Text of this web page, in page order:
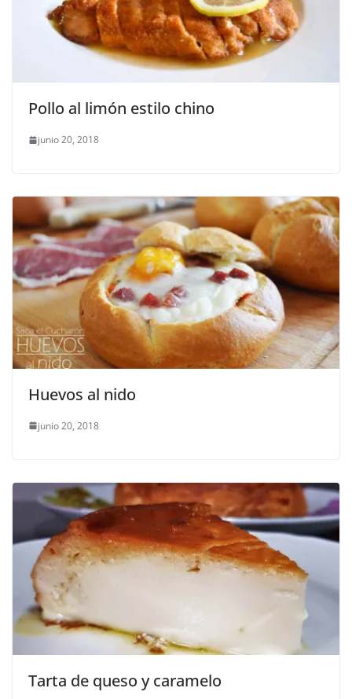
Pollo al limón estilo chino
junio 20, 2018
Huevos al nido
junio 20, 2018
Tarta de queso y caramelo